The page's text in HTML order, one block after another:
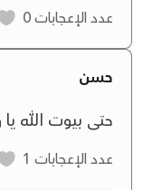
عدد الإعجابات
حسن
حتى بيوت الله
عدد الإعجابات